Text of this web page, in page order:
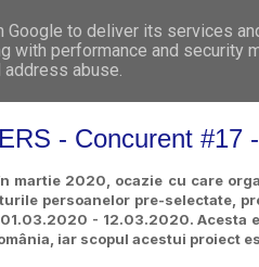
WHO WE ARE
- Concurent #17
martie 2020, ocazie cu care
persoanelor pre-selectate,
- 12.03.2020.Acesta
iar scopul acestui proiect
to deliver its services
with performance and security
abuse.